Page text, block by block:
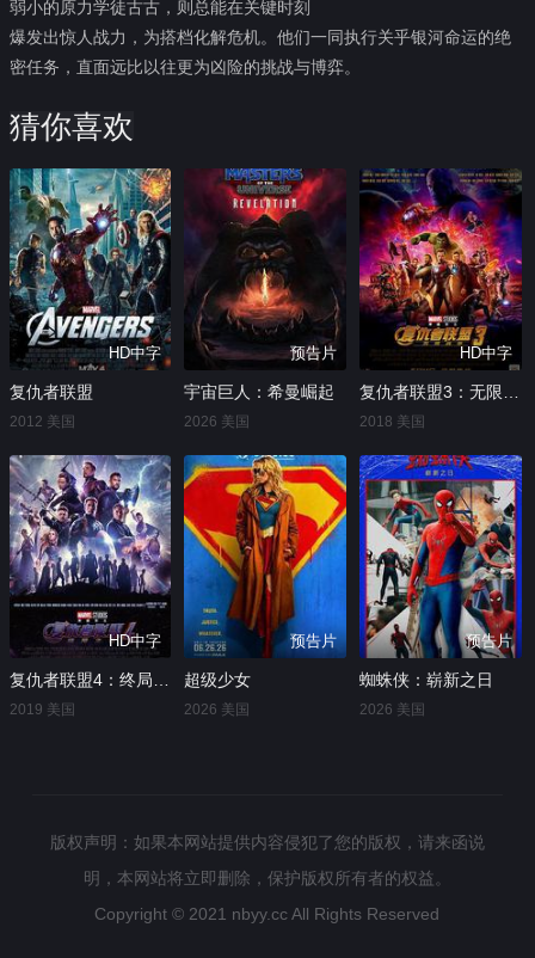
弱小的原力学徒古古，则总能在关键时刻
爆发出惊人战力，为搭档化解危机。他们一同执行关乎银河命运的绝
密任务，直面远比以往更为凶险的挑战与博弈。
猜你喜欢
HD中字
复仇者联盟
2012 美国
预告片
宇宙巨人：希曼崛起
2026 美国
HD中字
复仇者联盟3：无限战争
2018 美国
HD中字
复仇者联盟4：终局之战
2019 美国
预告片
超级少女
2026 美国
预告片
蜘蛛侠：崭新之日
2026 美国
版权声明：如果本网站提供内容侵犯了您的版权，请来函说
明，本网站将立即删除，保护版权所有者的权益。
Copyright © 2021 nbyy.cc All Rights Reserved